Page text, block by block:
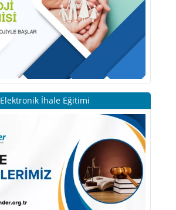
Elektronik İhale Eğitimi